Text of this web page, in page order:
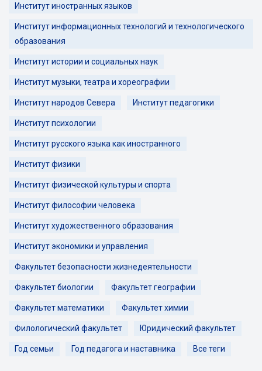
Институт иностранных языков
Институт информационных технологий и технологического
образования
Институт истории и социальных наук
Институт музыки, театра и хореографии
Институт народов Севера Институт педагогики
Институт психологии
Институт русского языка как иностранного
Институт физики
Институт физической культуры и спорта
Институт философии человека
Институт художественного образования
Институт экономики и управления
Факультет безопасности жизнедеятельности
Факультет биологии Факультет географии
Факультет математики Факультет химии
Филологический факультет Юридический факультет
Год семьи Год педагога и наставника Все теги